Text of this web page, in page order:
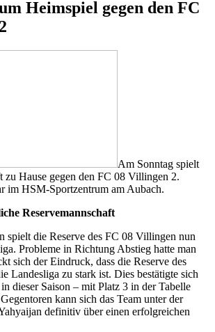
Heimspiel gegen den FC
Am Sonntag spielt
zu Hause gegen den FC 08 Villingen 2.
im HSM-Sportzentrum am Aubach.
Reservemannschaft
spielt die Reserve des FC 08 Villingen nun
Probleme in Richtung Abstieg hatte man
sich der Eindruck, dass die Reserve des
Landesliga zu stark ist. Dies bestätigte sich
dieser Saison – mit Platz 3 in der Tabelle
kann sich das Team unter der
definitiv über einen erfolgreichen